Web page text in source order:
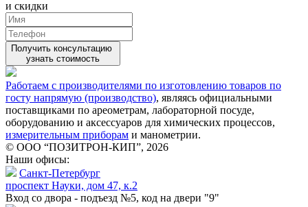
и скидки
Получить консультацию
узнать стоимость
Работаем с производителями по изготовлению товаров по
госту напрямую (производство), являясь официальными
поставщиками по ареометрам, лабораторной посуде,
оборудованию и аксессуаров для химических процессов,
измерительным приборам и манометрии.
© ООО “ПОЗИТРОН-КИП”, 2026
Наши офисы:
Санкт-Петербург
проспект Науки, дом 47, к.2
Вход со двора - подъезд №5, код на двери "9"